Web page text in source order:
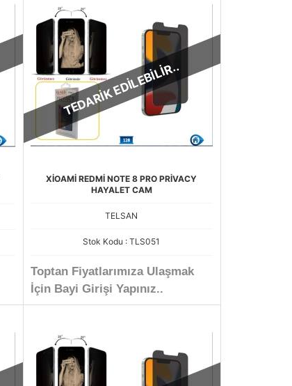
TEDARİK EDİLEBİLİR..
XİOAMİ REDMİ NOTE 8 PRO PRİVACY
HAYALET CAM
TELSAN
Stok Kodu : TLS051
Toptan Fiyatlarımıza Ulaşmak
İçin Bayi Girişi Yapınız..